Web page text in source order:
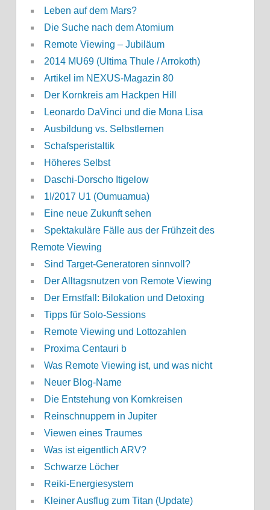
Leben auf dem Mars?
Die Suche nach dem Atomium
Remote Viewing – Jubiläum
2014 MU69 (Ultima Thule / Arrokoth)
Artikel im NEXUS-Magazin 80
Der Kornkreis am Hackpen Hill
Leonardo DaVinci und die Mona Lisa
Ausbildung vs. Selbstlernen
Schafsperistaltik
Höheres Selbst
Daschi-Dorscho Itigelow
1I/2017 U1 (Oumuamua)
Eine neue Zukunft sehen
Spektakuläre Fälle aus der Frühzeit des
Remote Viewing
Sind Target-Generatoren sinnvoll?
Der Alltagsnutzen von Remote Viewing
Der Ernstfall: Bilokation und Detoxing
Tipps für Solo-Sessions
Remote Viewing und Lottozahlen
Proxima Centauri b
Was Remote Viewing ist, und was nicht
Neuer Blog-Name
Die Entstehung von Kornkreisen
Reinschnuppern in Jupiter
Viewen eines Traumes
Was ist eigentlich ARV?
Schwarze Löcher
Reiki-Energiesystem
Kleiner Ausflug zum Titan (Update)